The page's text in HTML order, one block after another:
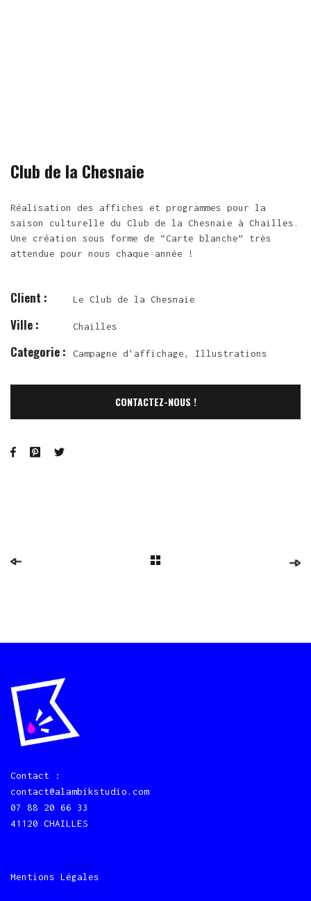
Club de la Chesnaie
Réalisation des affiches et programmes pour la
saison culturelle du Club de la Chesnaie à Chailles.
Une création sous forme de “Carte blanche” très
attendue pour nous chaque année !
Client : Le Club de la Chesnaie
Ville : Chailles
Categorie : Campagne d'affichage, Illustrations
CONTACTEZ-NOUS !
Contact :
contact@alambikstudio.com
07 88 20 66 33
41120 CHAILLES
Mentions Légales